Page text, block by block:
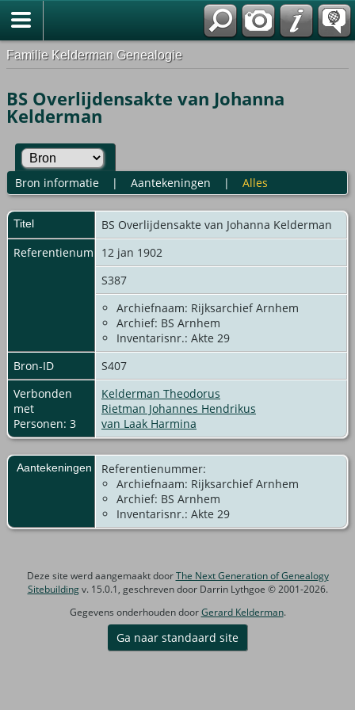
Familie Kelderman Genealogie
BS Overlijdensakte van Johanna
Kelderman
Bron informatie| Aantekeningen | Alles
Titel
BS Overlijdensakte van Johanna Kelderman
Referentienummer12 jan 1902
S387
Archiefnaam: Rijksarchief Arnhem
Archief: BS Arnhem
Inventarisnr.: Akte 29
Bron-ID
S407
Verbonden
met
Personen: 3
Kelderman Theodorus
Rietman Johannes Hendrikus
van Laak Harmina
Aantekeningen
Referentienummer:
Archiefnaam: Rijksarchief Arnhem
Archief: BS Arnhem
Inventarisnr.: Akte 29
Deze site werd aangemaakt doorThe Next Generation of Genealogy
Sitebuildingv. 15.0.1, geschreven door Darrin Lythgoe © 2001-2026.
Gegevens onderhouden doorGerard Kelderman.
Ga naar standaard site